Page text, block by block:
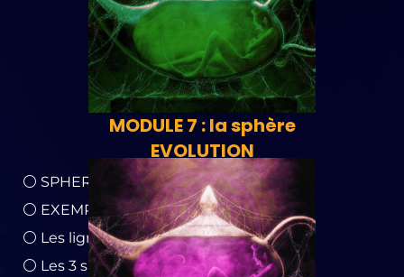
MODULE 7 : la sphère
EVOLUTION
⚪ SPHERE Evolution - description
⚪ EXEMPLES de Clés en Evolution
⚪ Les lignes - sphère Evolution
⚪ Les 3 spectres de fréquences de la Clé